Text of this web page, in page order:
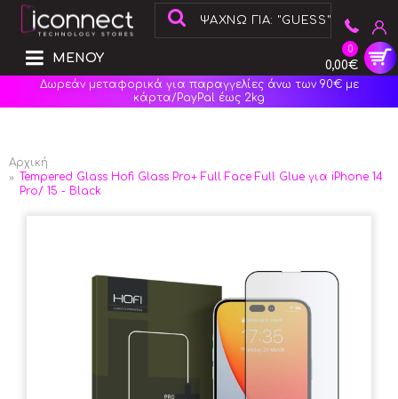
0
0,00€
ΜΕΝΟΥ
Δωρεάν μεταφορικά για παραγγελίες άνω των 90€ με
κάρτα/PayPal έως 2kg
Αρχική
Tempered Glass Hofi Glass Pro+ Full Face Full Glue για iPhone 14
Pro/ 15 - Black